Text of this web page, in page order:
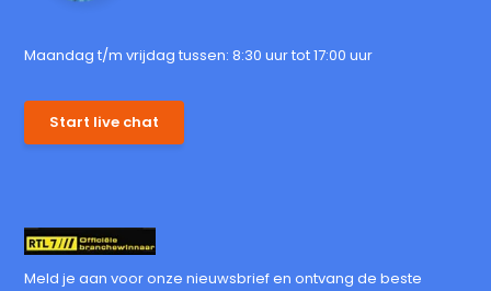
Maandag t/m vrijdag tussen: 8:30 uur tot 17:00 uur
Start live chat
Meld je aan voor onze nieuwsbrief en ontvang de beste